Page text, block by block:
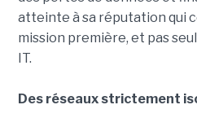
atteinte à sa réputation qui
mission première, et pas
IT.
Des réseaux strictement